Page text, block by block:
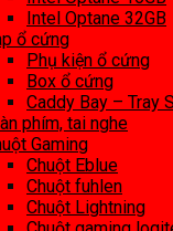
Intel Optane 32GB
ổ cứng
Phụ kiện ổ cứng
Box ổ cứng
Caddy Bay – Tray
phím, tai nghe
Gaming
Chuột Eblue
Chuột fuhlen
Chuột Lightning